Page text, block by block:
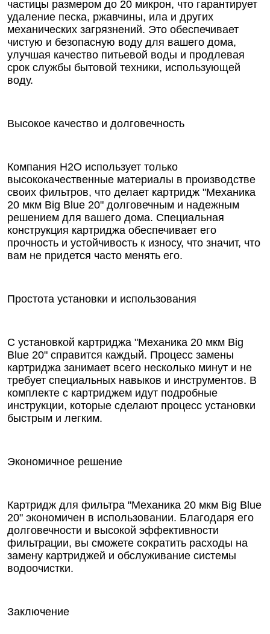
частицы размером до 20 микрон, что гарантирует
удаление песка, ржавчины, ила и других
механических загрязнений. Это обеспечивает
чистую и безопасную воду для вашего дома,
улучшая качество питьевой воды и продлевая
срок службы бытовой техники, использующей
воду.
Высокое качество и долговечность
Компания Н2О использует только
высококачественные материалы в производстве
своих фильтров, что делает картридж "Механика
20 мкм Big Blue 20" долговечным и надежным
решением для вашего дома. Специальная
конструкция картриджа обеспечивает его
прочность и устойчивость к износу, что значит, что
вам не придется часто менять его.
Простота установки и использования
С установкой картриджа "Механика 20 мкм Big
Blue 20" справится каждый. Процесс замены
картриджа занимает всего несколько минут и не
требует специальных навыков и инструментов. В
комплекте с картриджем идут подробные
инструкции, которые сделают процесс установки
быстрым и легким.
Экономичное решение
Картридж для фильтра "Механика 20 мкм Big Blue
20" экономичен в использовании. Благодаря его
долговечности и высокой эффективности
фильтрации, вы сможете сократить расходы на
замену картриджей и обслуживание системы
водоочистки.
Заключение